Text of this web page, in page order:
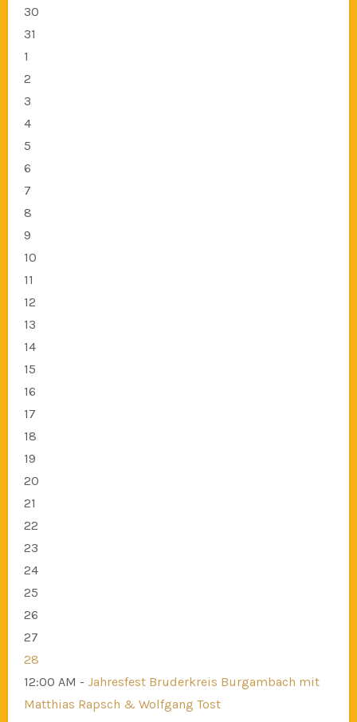
30
31
1
2
3
4
5
6
7
8
9
10
11
12
13
14
15
16
17
18
19
20
21
22
23
24
25
26
27
28
12:00 AM - Jahresfest Bruderkreis Burgambach mit
Matthias Rapsch & Wolfgang Tost